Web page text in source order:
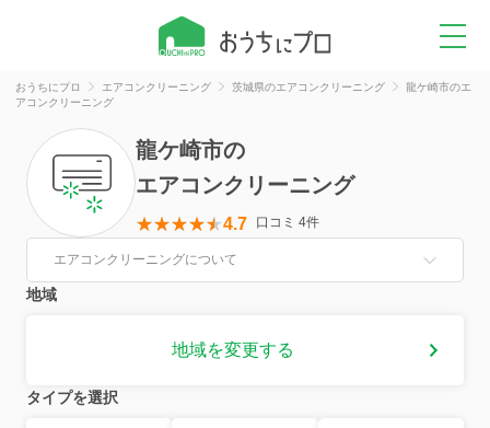
おうちにプロ エアコンクリーニング 茨城県のエアコンクリーニング
龍ケ崎市のエ
アコンクリーニング
龍ケ崎市の
エアコンクリーニング
4.7 口コミ 4件
エアコンクリーニングについて
地域
地域を変更する
タイプを選択